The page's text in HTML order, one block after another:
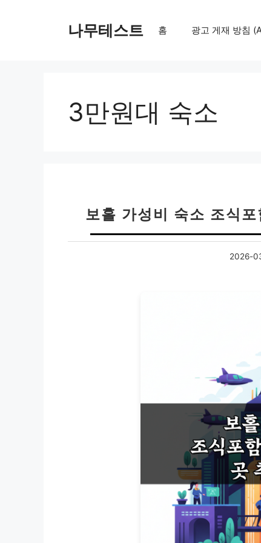
나무테스트 홈 광고 게재 방침
3만원대 숙소
보홀 가성비 숙소 조식
2026-